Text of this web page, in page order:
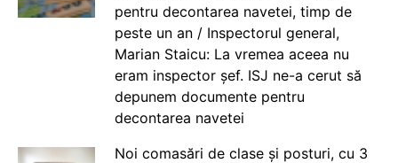
pentru decontarea navetei, timp de
peste un an / Inspectorul general,
Marian Staicu: La vremea aceea nu
eram inspector șef. ISJ ne-a cerut să
depunem documente pentru
decontarea navetei
Noi comasări de clase și posturi, cu 3